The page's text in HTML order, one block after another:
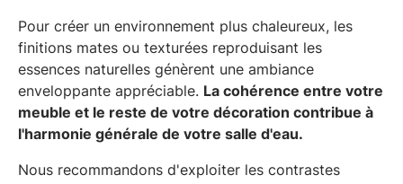
Pour créer un environnement plus chaleureux, les
finitions mates ou texturées reproduisant les
essences naturelles génèrent une ambiance
enveloppante appréciable. La cohérence entre votre
meuble et le reste de votre décoration contribue à
l'harmonie générale de votre salle d'eau.
Nous recommandons d'exploiter les contrastes